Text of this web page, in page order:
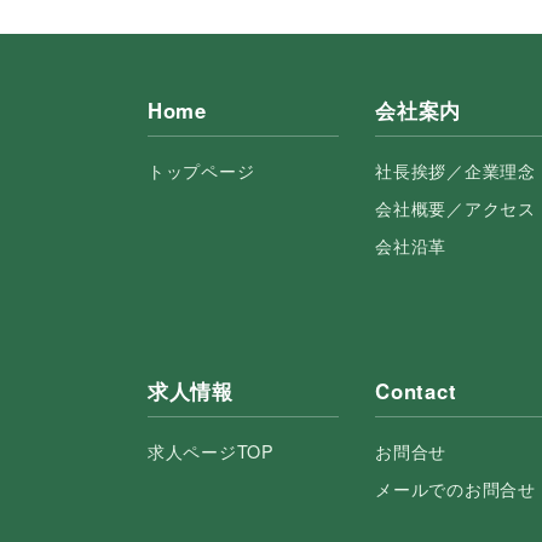
Home
トップページ
会社案内
社長挨拶／企業理念
会社概要／アクセス
会社沿革
求人情報
求人ページTOP
Contact
お問合せ
メールでのお問合せ